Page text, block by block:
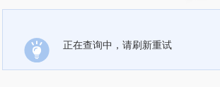
正在查询中，请刷新重试